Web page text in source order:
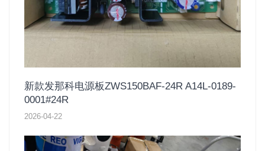
新款发那科电源板ZWS150BAF-24R A14L-0189-
0001#24R
2026-04-22